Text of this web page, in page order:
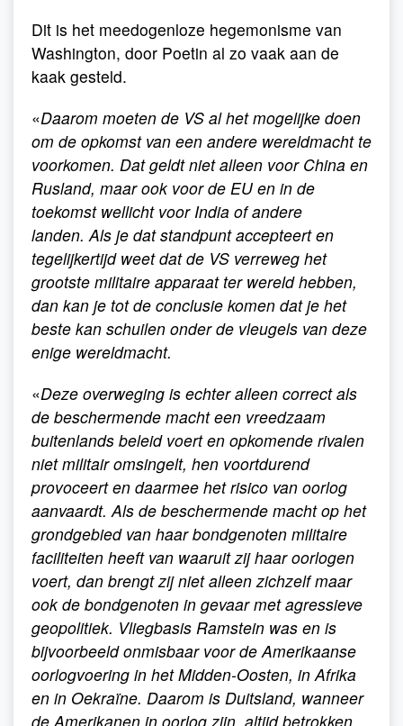
Dit is het meedogenloze hegemonisme van
Washington, door Poetin al zo vaak aan de
kaak gesteld.
«Daarom moeten de VS al het mogelijke doen
om de opkomst van een andere wereldmacht te
voorkomen. Dat geldt niet alleen voor China en
Rusland, maar ook voor de EU en in de
toekomst wellicht voor India of andere
landen. Als je dat standpunt accepteert en
tegelijkertijd weet dat de VS verreweg het
grootste militaire apparaat ter wereld hebben,
dan kan je tot de conclusie komen dat je het
beste kan schuilen onder de vleugels van deze
enige wereldmacht.
«Deze overweging is echter alleen correct als
de beschermende macht een vreedzaam
buitenlands beleid voert en opkomende rivalen
niet militair omsingelt, hen voortdurend
provoceert en daarmee het risico van oorlog
aanvaardt. Als de beschermende macht op het
grondgebied van haar bondgenoten militaire
faciliteiten heeft van waaruit zij haar oorlogen
voert, dan brengt zij niet alleen zichzelf maar
ook de bondgenoten in gevaar met agressieve
geopolitiek. Vliegbasis Ramstein was en is
bijvoorbeeld onmisbaar voor de Amerikaanse
oorlogvoering in het Midden-Oosten, in Afrika
en in Oekraïne. Daarom is Duitsland, wanneer
de Amerikanen in oorlog zijn, altijd betrokken